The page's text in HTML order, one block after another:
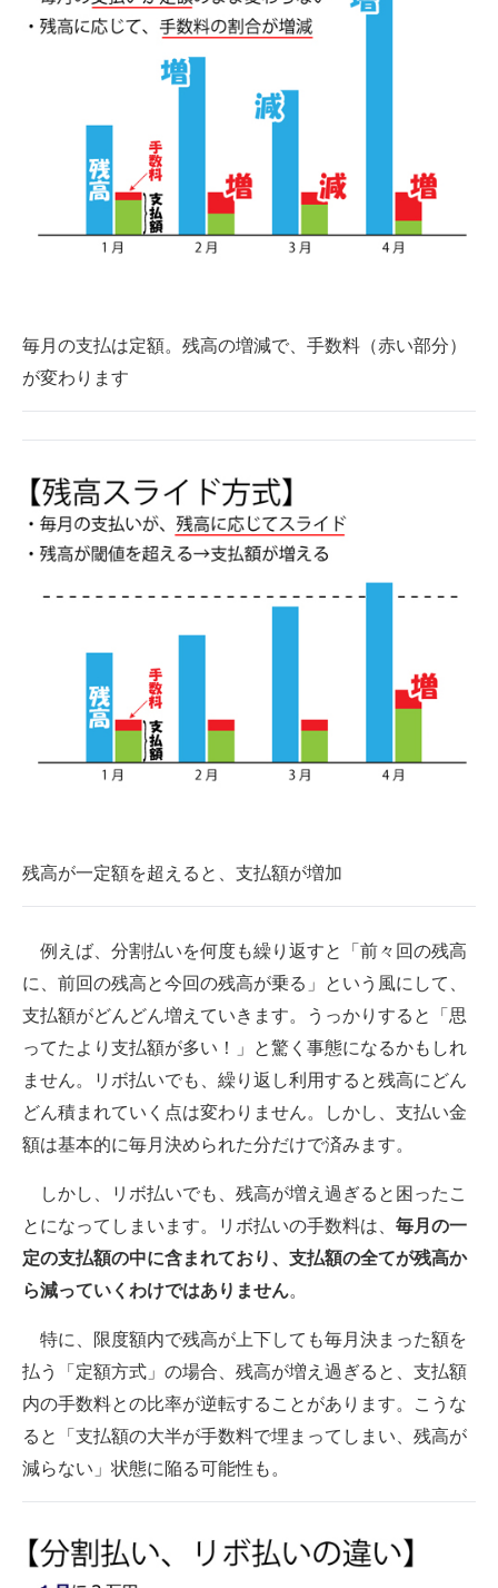
モノづくり技術者専門サイト
エレクトロニクス専門サイト
電子設計の基本と応用
エネルギーの専門メディア
建設×テクノロジーの最前線
毎月の支払は定額。残高の増減で、手数料（赤い部分）
が変わります
残高が一定額を超えると、支払額が増加
例えば、分割払いを何度も繰り返すと「前々回の残高
に、前回の残高と今回の残高が乗る」という風にして、
支払額がどんどん増えていきます。うっかりすると「思
ってたより支払額が多い！」と驚く事態になるかもしれ
ません。リボ払いでも、繰り返し利用すると残高にどん
どん積まれていく点は変わりません。しかし、支払い金
額は基本的に毎月決められた分だけで済みます。
しかし、リボ払いでも、残高が増え過ぎると困ったこ
とになってしまいます。リボ払いの手数料は、 毎月の一
定の支払額の中に含まれており、支払額の全てが残高か
ら減っていくわけではありません。
特に、限度額内で残高が上下しても毎月決まった額を
払う「定額方式」の場合、残高が増え過ぎると、支払額
内の手数料との比率が逆転することがあります。こうな
ると「支払額の大半が手数料で埋まってしまい、残高が
減らない」状態に陥る可能性も。